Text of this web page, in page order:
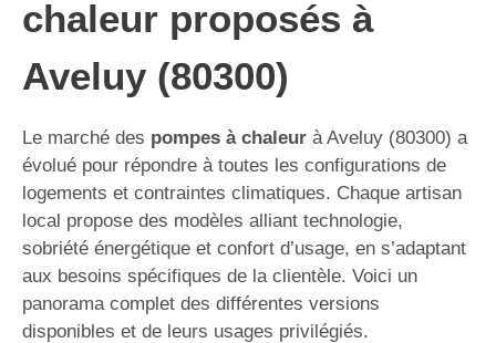
chaleur proposés à
Aveluy (80300)
Le marché des pompes à chaleur à Aveluy (80300) a
évolué pour répondre à toutes les configurations de
logements et contraintes climatiques. Chaque artisan
local propose des modèles alliant technologie,
sobriété énergétique et confort d’usage, en s’adaptant
aux besoins spécifiques de la clientèle. Voici un
panorama complet des différentes versions
disponibles et de leurs usages privilégiés.